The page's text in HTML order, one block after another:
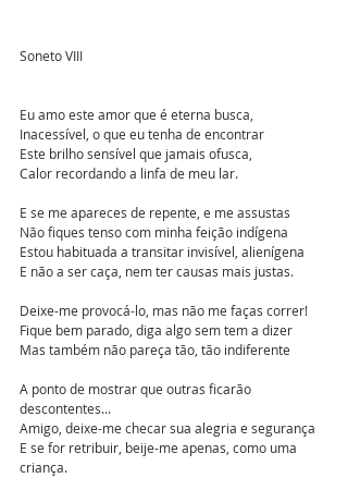
Soneto VIII
Eu amo este amor que é eterna busca,
Inacessível, o que eu tenha de encontrar
Este brilho sensível que jamais ofusca,
Calor recordando a linfa de meu lar.
E se me apareces de repente, e me assustas
Não fiques tenso com minha feição indígena
Estou habituada a transitar invisível, alienígena
E não a ser caça, nem ter causas mais justas.
Deixe-me provocá-lo, mas não me faças correr!
Fique bem parado, diga algo sem tem a dizer
Mas também não pareça tão, tão indiferente
A ponto de mostrar que outras ficarão
descontentes...
Amigo, deixe-me checar sua alegria e segurança
E se for retribuir, beije-me apenas, como uma
criança.